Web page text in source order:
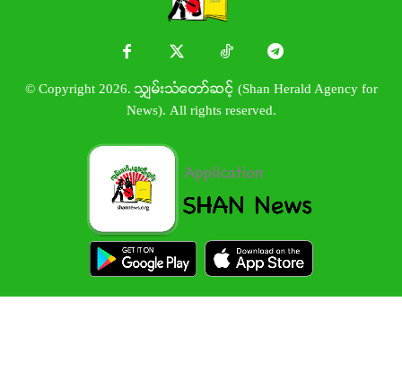
© Copyright 2026. သျှမ်းသံတော်ဆင့် (Shan Herald Agency for
News). All rights reserved.